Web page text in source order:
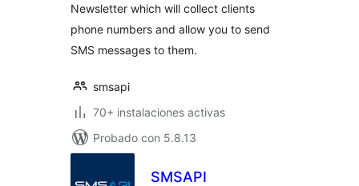
Newsletter which will collect clients
phone numbers and allow you to send
SMS messages to them.
smsapi
70+ instalaciones activas
Probado con 5.8.13
SMSAPI